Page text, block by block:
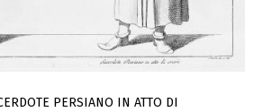
PERSIANO IN ATTO DI